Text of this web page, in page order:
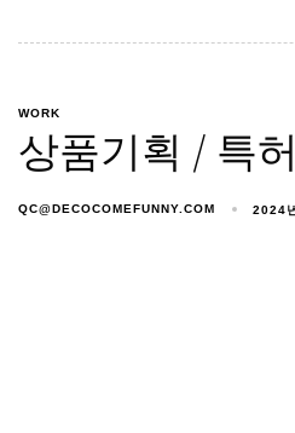
WORK
상품기획 / 특
QC@DECOCOMEFUNNY.COM 2024